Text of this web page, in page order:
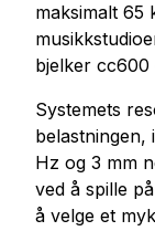
maksimalt 65
bjelker cc600
Systemets
belastningen,
Hz og 3 mm
ved å spille
å velge et